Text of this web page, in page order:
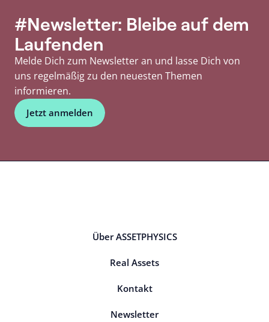
#Newsletter: Bleibe auf dem
Laufenden
Melde Dich zum Newsletter an und lasse Dich von
uns regelmäßig zu den neuesten Themen
informieren.
Jetzt anmelden
Über ASSETPHYSICS
Real Assets
Kontakt
Newsletter